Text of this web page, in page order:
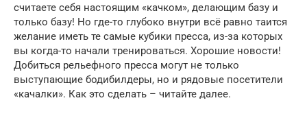
считаете себя настоящим «качком», делающим базу и
только базу! Но где-то глубоко внутри всё равно таится
желание иметь те самые кубики пресса, из-за которых
вы когда-то начали тренироваться. Хорошие новости!
Добиться рельефного пресса могут не только
выступающие бодибилдеры, но и рядовые посетители
«качалки». Как это сделать – читайте далее.